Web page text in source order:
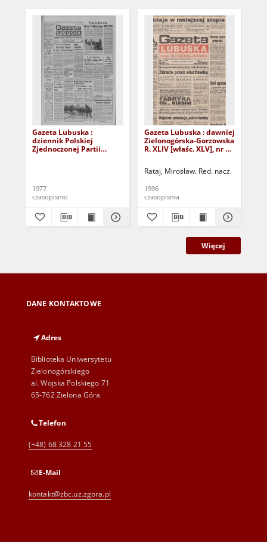
Gazeta Lubuska :
dziennik Polskiej
Zjednoczonej Partii
1977
czasopismo
Gazeta Lubuska : dawniej
Zielonogórska-Gorzowska
R. XLIV [właśc. XLV], nr 52
Rataj, Mirosław. Red. nacz.
1996
czasopisma
Więcej
DANE KONTAKTOWE
Adres
Biblioteka Uniwersytetu
Zielonogórskiego
al. Wojska Polskiego 71
65-762 Zielona Góra
Telefon
(+48) 68 328 21 55
E-Mail
kontakt@zbc.uz.zgora.pl